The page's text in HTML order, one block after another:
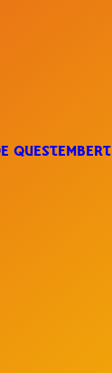
QUESTEMBERT